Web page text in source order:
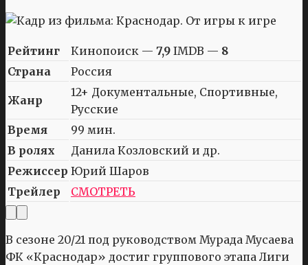
Рейтинг Кинопоиск — 7,9 IMDB — 8
Страна
Россия
Жанр
12+ Документальные, Спортивные,
Русские
Время
99 мин.
В ролях
Данила Козловский и др.
Режиссер Юрий Шаров
Трейлер
СМОТРЕТЬ
В сезоне 20/21 под руководством Мурада Мусаева
ФК «Краснодар» достиг группового этапа Лиги